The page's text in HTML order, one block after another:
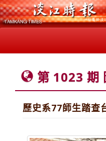
第 1023 期
歷史系77師生踏查